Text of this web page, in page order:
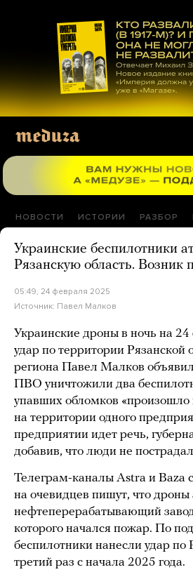
материалам
НОВОСТИ ИСТОРИИ РАЗБОР
Украинские беспилотники
Рязанскую область.
05:49, 24 февраля 2025
Источник: Павел Малков
Украинские дроны в ночь на
удар по территории Рязанской
региона Павел Малков
ПВО уничтожили два
упавших обломков «произошло
на территории одного
предприятии идет речь,
добавив, что люди не
Телеграм-каналы Astra и Baza
на очевидцев пишут, что дроны
нефтеперерабатывающий
которого начался пожар. По
беспилотники нанесли удар
третий раз с начала 2025 года.